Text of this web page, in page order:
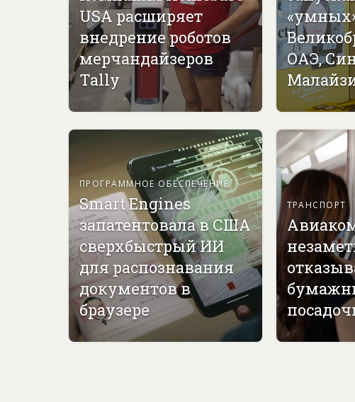
USA расширяет
внедрение роботов
мерчандайзеров
Tally
ОАЭ,
ПРОГРАММНОЕ ОБЕСПЕЧЕНИЕ
Smart Engines
запатентовала в США
сверхбыстрый ИИ
для распознавания
документов в
браузере
ТРАНСПОРТ